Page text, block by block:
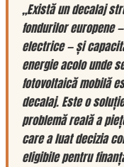
„Există un decalaj
fondurilor europene
electrice — și
energie acolo unde
fotovoltaică mobilă
decalaj. Este o
problemă reală a
care a luat decizia
eligibile pentru